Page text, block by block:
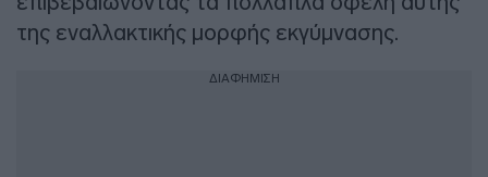
της εναλλακτικής μορφής εκγύμνασης.
ΔΙΑΦΗΜΙΣΗ